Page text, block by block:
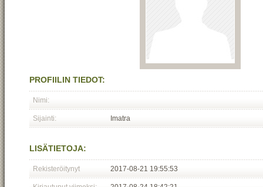
PROFIILIN TIEDOT:
Nimi:
Sijainti: Imatra
LISÄTIETOJA:
Rekisteröitynyt 2017-08-21 19:55:53